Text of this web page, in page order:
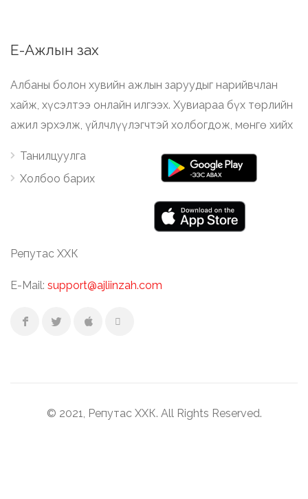
Е-Ажлын зах
Албаны болон хувийн ажлын заруудыг нарийвчлан
хайж, хүсэлтээ онлайн илгээх. Хувиараа бүх төрлийн
ажил эрхэлж, үйлчлүүлэгчтэй холбогдож, мөнгө хийх
Танилцуулга
Холбоо барих
Репутас ХХК
E-Mail: support@ajliinzah.com
© 2021, Репутас ХХК. All Rights Reserved.